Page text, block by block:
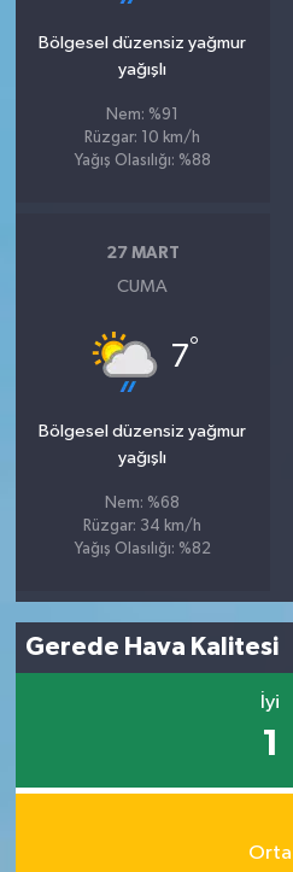
Bölgesel düzensiz yağmur
yağışlı
Nem: %91
Rüzgar: 10 km/h
Yağış Olasılığı: %88
27 MART
CUMA
7°
Bölgesel düzensiz yağmur
yağışlı
Nem: %68
Rüzgar: 34 km/h
Yağış Olasılığı: %82
Gerede Hava Kalitesi
İyi
1
Orta